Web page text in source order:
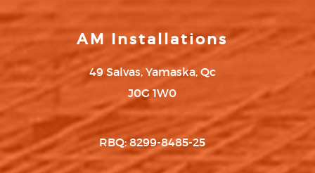
AM Installations
49 Salvas, Yamaska, Qc
J0G 1W0
RBQ: 8299-8485-25